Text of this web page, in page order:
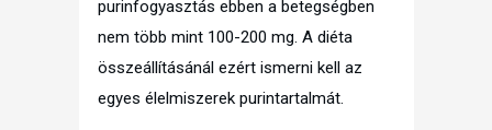
purinfogyasztás ebben a betegségben
nem több mint 100-200 mg. A diéta
összeállításánál ezért ismerni kell az
egyes élelmiszerek purintartalmát.